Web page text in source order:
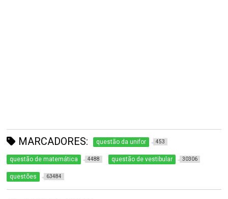
MARCADORES: questão da unifor 453
questão de matemática 4488 questão de vestibular 30306
questões 63484